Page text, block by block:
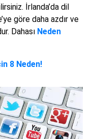
İrlanda’da dil
göre daha azdır ve
Dahası Neden
8 Neden!